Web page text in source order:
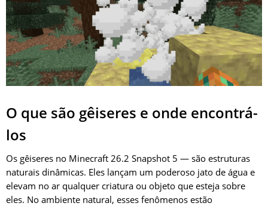
O que são gêiseres e onde encontrá-
los
Os gêiseres no Minecraft 26.2 Snapshot 5 — são estruturas
naturais dinâmicas. Eles lançam um poderoso jato de água e
elevam no ar qualquer criatura ou objeto que esteja sobre
eles. No ambiente natural, esses fenômenos estão